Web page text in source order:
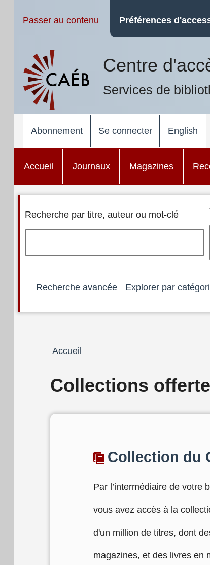
Passer au contenu Préférences
Centre
Services de
Abonnement Se connecter English
Accueil Journaux Magazines
Recherche par titre, auteur ou mot-clé
Recherche avancée Explorer par
Fil
Accueil
Collections
Collection du
Par l’intermédiaire de votre
vous avez accès à la
d'un million de titres, dont
magazines, et des livres en